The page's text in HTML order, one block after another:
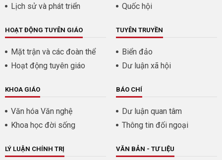
Lịch sử và phát triển
Quốc hội
HOẠT ĐỘNG TUYÊN GIÁO
Mặt trận và các đoàn thể
Hoạt động tuyên giáo
TUYÊN TRUYỀN
Biển đảo
Dư luận xã hội
KHOA GIÁO
Văn hóa Văn nghệ
Khoa học đời sống
BÁO CHÍ
Dư luận quan tâm
Thông tin đối ngoại
LÝ LUẬN CHÍNH TRỊ VĂN BẢN - TƯ LIỆU